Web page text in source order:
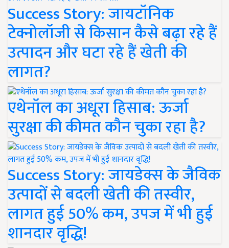
Success Story: जायटॉनिक
टेक्नोलॉजी से किसान कैसे बढ़ा रहे हैं
उत्पादन और घटा रहे हैं खेती की
लागत?
एथेनॉल का अधूरा हिसाब: ऊर्जा
सुरक्षा की कीमत कौन चुका रहा है?
Success Story: जायडेक्स के जैविक
उत्पादों से बदली खेती की तस्वीर,
लागत हुई 50% कम, उपज में भी हुई
शानदार वृद्धि!